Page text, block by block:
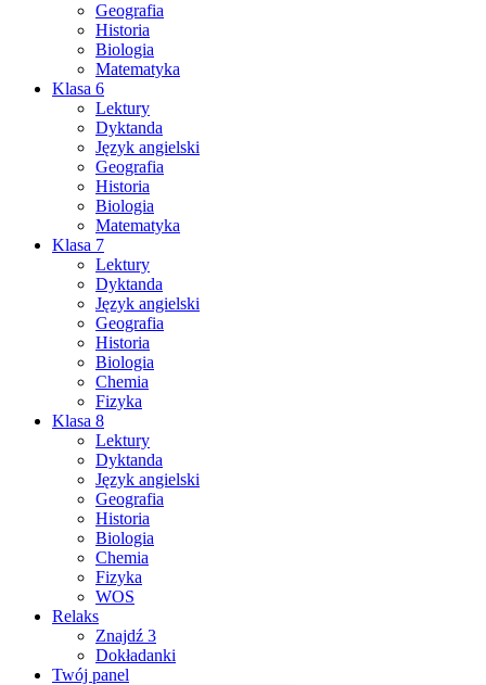
Geografia
Historia
Biologia
Matematyka
Klasa 6
Lektury
Dyktanda
Język angielski
Geografia
Historia
Biologia
Matematyka
Klasa 7
Lektury
Dyktanda
Język angielski
Geografia
Historia
Biologia
Chemia
Fizyka
Klasa 8
Lektury
Dyktanda
Język angielski
Geografia
Historia
Biologia
Chemia
Fizyka
WOS
Relaks
Znajdź 3
Dokładanki
Twój panel